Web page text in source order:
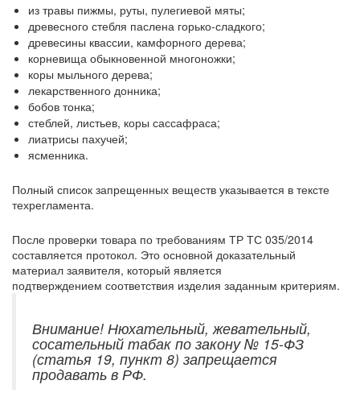
из травы пижмы, руты, пулегиевой мяты;
древесного стебля паслена горько-сладкого;
древесины квассии, камфорного дерева;
корневища обыкновенной многоножки;
коры мыльного дерева;
лекарственного донника;
бобов тонка;
стеблей, листьев, коры сассафраса;
лиатрисы пахучей;
ясменника.
Полный список запрещенных веществ указывается в тексте
техрегламента.
После проверки товара по требованиям ТР ТС 035/2014
составляется протокол. Это основной доказательный
материал заявителя, который является
подтверждением соответствия изделия заданным критериям.
Внимание! Нюхательный, жевательный,
сосательный табак по закону № 15-ФЗ
(статья 19, пункт 8) запрещается
продавать в РФ.